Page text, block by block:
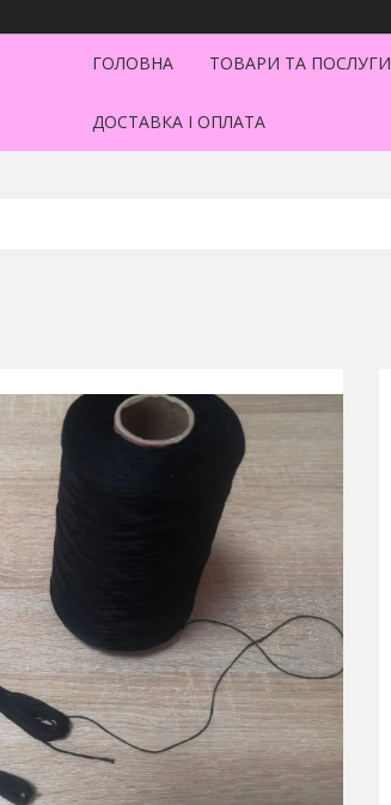
ГОЛОВНА ТОВАРИ ТА ПОСЛУГИ
ДОСТАВКА І ОПЛАТА